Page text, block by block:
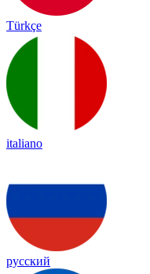
Türkçe
italiano
русский